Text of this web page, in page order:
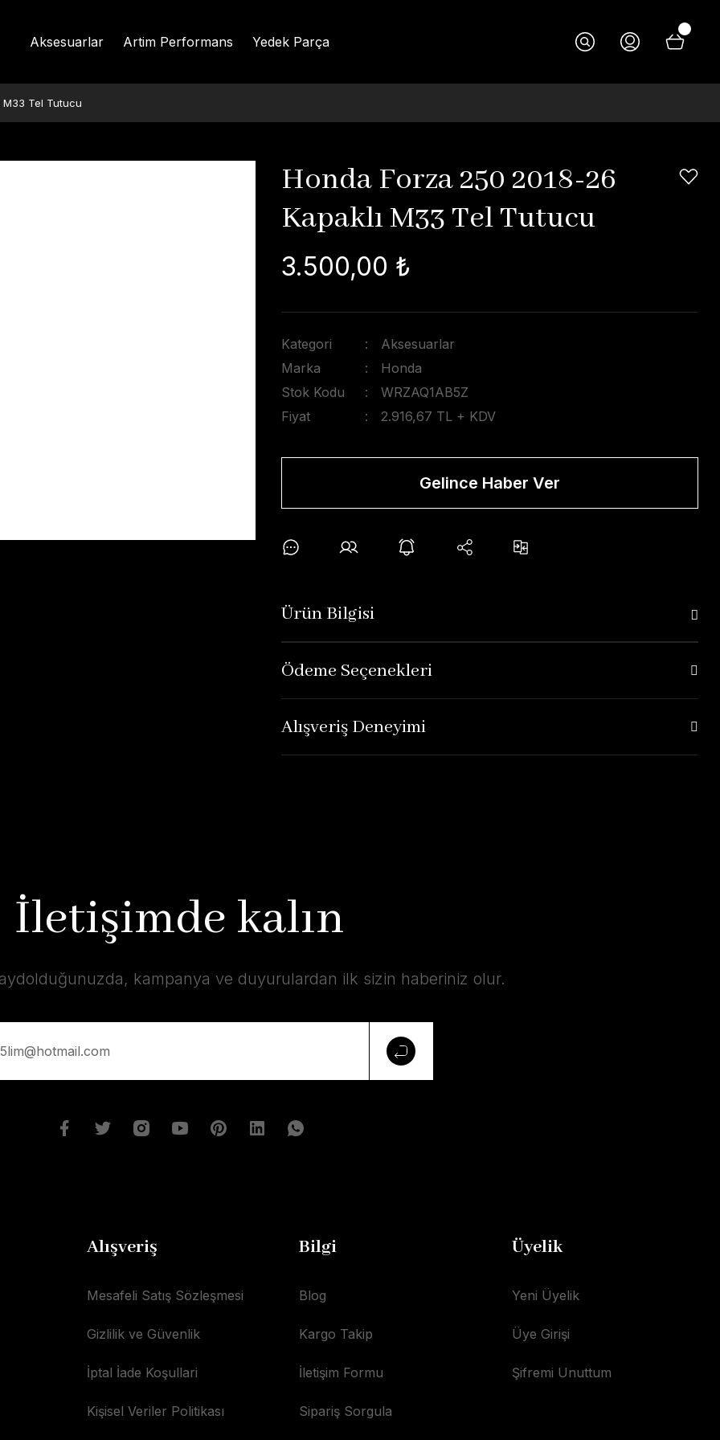
Aksesuarlar Artim Performans Yedek Parça
M33 Tel Tutucu
Honda Forza 250 2018-26
Kapaklı M33 Tel Tutucu
3.500,00 ₺
Kategori
Aksesuarlar
Marka
Honda
Stok Kodu
WRZAQ1AB5Z
Fiyat
2.916,67 TL + KDV
Gelince Haber Ver
Ürün Bilgisi
Ödeme Seçenekleri
Alışveriş Deneyimi
İletişimde kalın
kampanya ve duyurulardan ilk sizin haberiniz olur.
Alışveriş
Mesafeli Satış Sözleşmesi
Gizlilik ve Güvenlik
İptal İade Koşullari
Kişisel Veriler Politikası
Bilgi
Blog
Kargo Takip
İletişim Formu
Sipariş Sorgula
Üyelik
Yeni Üyelik
Üye Girişi
Şifremi Unuttum